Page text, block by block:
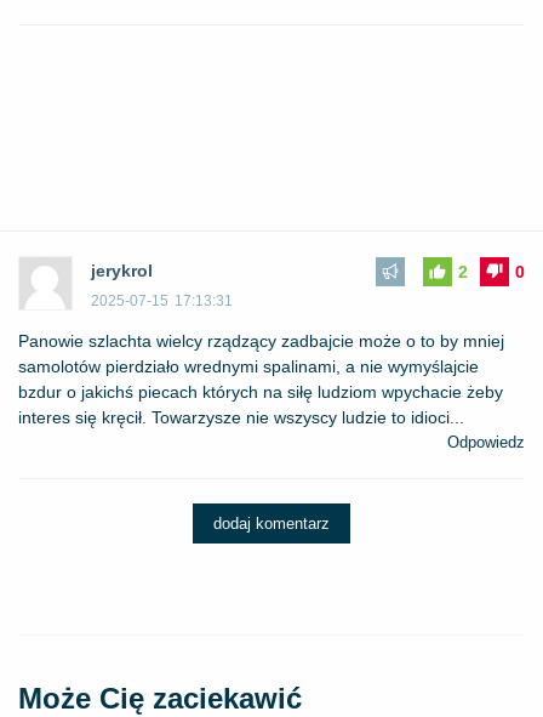
jerykrol
2025-07-15 17:13:31
0
2
Panowie szlachta wielcy rządzący zadbajcie może o to by mniej
samolotów pierdziało wrednymi spalinami, a nie wymyślajcie
bzdur o jakichś piecach których na siłę ludziom wpychacie żeby
interes się kręcił. Towarzysze nie wszyscy ludzie to idioci...
Odpowiedz
dodaj komentarz
Może Cię zaciekawić